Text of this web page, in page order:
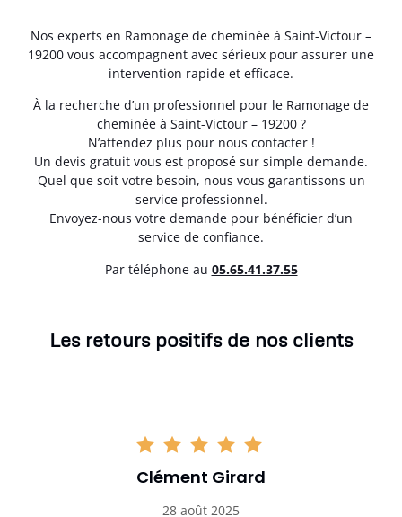
Nos experts en Ramonage de cheminée à Saint-Victour –
19200 vous accompagnent avec sérieux pour assurer une
intervention rapide et efficace.
À la recherche d’un professionnel pour le Ramonage de
cheminée à Saint-Victour – 19200 ?
N’attendez plus pour nous contacter !
Un devis gratuit vous est proposé sur simple demande.
Quel que soit votre besoin, nous vous garantissons un
service professionnel.
Envoyez-nous votre demande pour bénéficier d’un
service de confiance.
Par téléphone au 05.65.41.37.55
Les retours positifs de nos clients
Clément Girard
28 août 2025